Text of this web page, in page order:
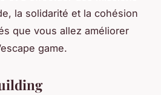
la solidarité et la cohésion
que vous allez améliorer
game.